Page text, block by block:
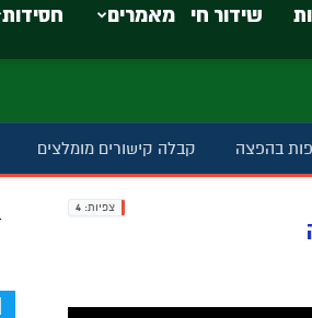
חסידות מאמרים שידור חי
בהפצה קבלה קישורים מומלצים
צפיות: 4